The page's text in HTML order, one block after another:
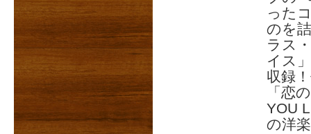
った
のを
ラス
イス
収録
「恋
YOU
の洋